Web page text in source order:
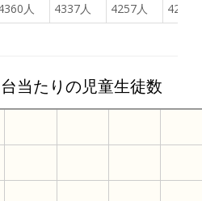
人 4337人 4257人 4243
当たりの児童生徒数